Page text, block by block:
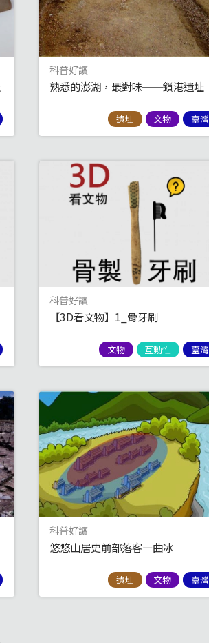
科普好讀
熟悉的澎湖，最對味──鎖港遺址
遺址 文物 臺灣
科普好讀
【3D看文物】1_骨牙刷
文物 互動性 臺灣
科普好讀
悠悠山居史前部落客—曲冰
遺址 文物 臺灣